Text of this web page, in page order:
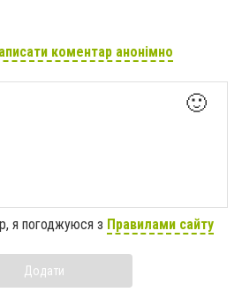
коментар анонімно
🙂
я погоджуюся з Правилами сайту
Додати